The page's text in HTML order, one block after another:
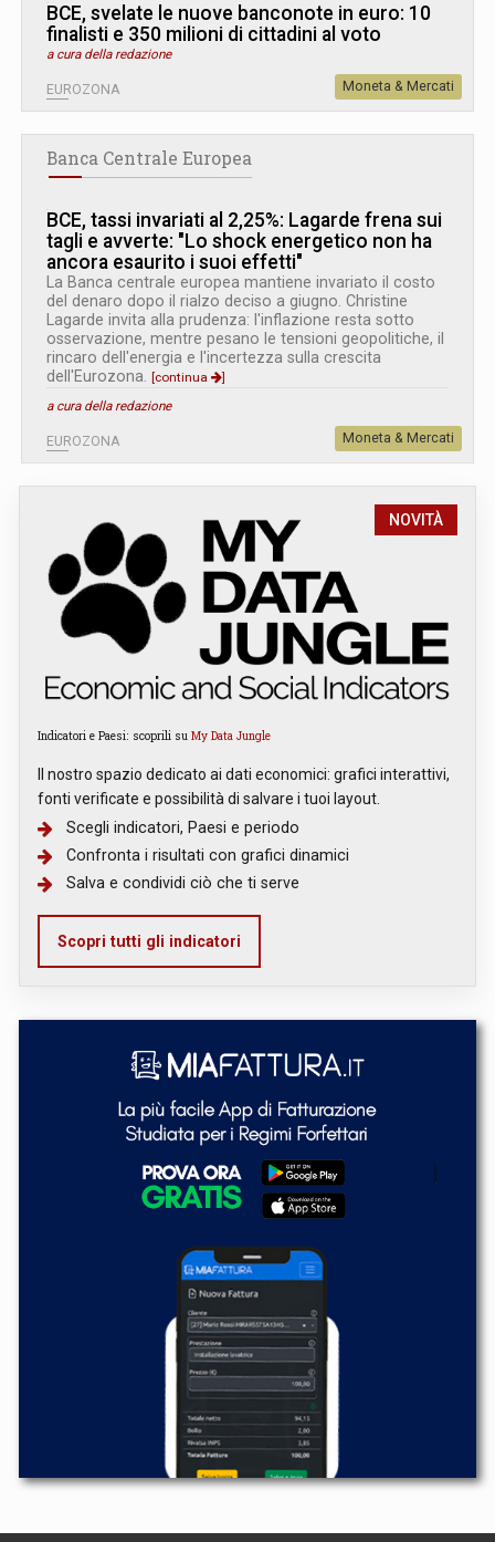
BCE, svelate le nuove banconote in euro: 10
finalisti e 350 milioni di cittadini al voto
a cura della redazione
EUROZONA Moneta & Mercati
Banca Centrale Europea
BCE, tassi invariati al 2,25%: Lagarde frena sui
tagli e avverte: "Lo shock energetico non ha
ancora esaurito i suoi effetti"
La Banca centrale europea mantiene invariato il costo
del denaro dopo il rialzo deciso a giugno. Christine
Lagarde invita alla prudenza: l'inflazione resta sotto
osservazione, mentre pesano le tensioni geopolitiche, il
rincaro dell'energia e l'incertezza sulla crescita
dell'Eurozona. [continua
]
a cura della redazione
EUROZONA Moneta & Mercati
NOVITÀ
Indicatori e Paesi: scoprili su My Data Jungle
Il nostro spazio dedicato ai dati economici: grafici interattivi,
fonti verificate e possibilità di salvare i tuoi layout.
Scegli indicatori, Paesi e periodo
Confronta i risultati con grafici dinamici
Salva e condividi ciò che ti serve
Scopri tutti gli indicatori